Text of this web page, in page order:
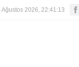
Ağustos 2026, 22:41:14